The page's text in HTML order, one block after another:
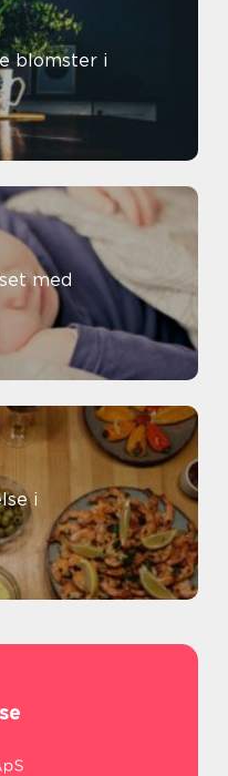
blomster i
med
i